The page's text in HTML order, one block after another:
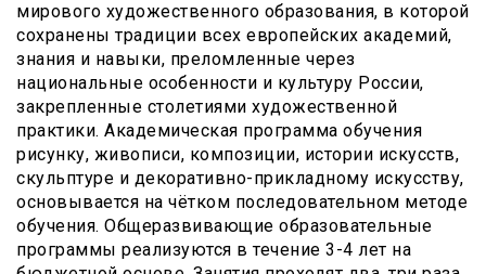
мирового художественного образования, в которой
сохранены традиции всех европейских академий,
знания и навыки, преломленные через
национальные особенности и культуру России,
закрепленные столетиями художественной
практики. Академическая программа обучения
рисунку, живописи, композиции, истории искусств,
скульптуре и декоративно-прикладному искусству,
основывается на чётком последовательном методе
обучения. Общеразвивающие образовательные
программы реализуются в течение 3-4 лет на